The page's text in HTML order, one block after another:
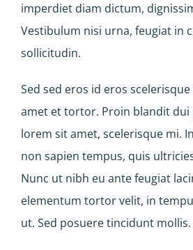
imperdiet diam dictum,
Vestibulum nisi urna, feugiat in
sollicitudin.
Sed sed eros id eros
amet et tortor. Proin blandit dui
lorem sit amet, scelerisque mi.
non sapien tempus, quis
Nunc ut nibh eu ante feugiat
elementum tortor velit, in
ut. Sed posuere tincidunt mollis.